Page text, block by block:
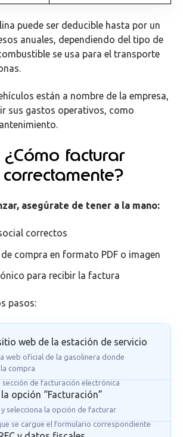
puede ser deducible hasta por un
anuales, dependiendo del tipo de
se usa para el transporte
están a nombre de la empresa,
sus gastos operativos, como
¿Cómo facturar
asegúrate de tener a la mano:
correctos
compra en formato PDF o imagen
para recibir la factura
pasos:
web de la estación de servicio
web oficial de la gasolinera donde
compra
sección de facturación electrónica
opción “Facturación”
y selecciona la opción de facturar
se cargue el formulario correspondiente